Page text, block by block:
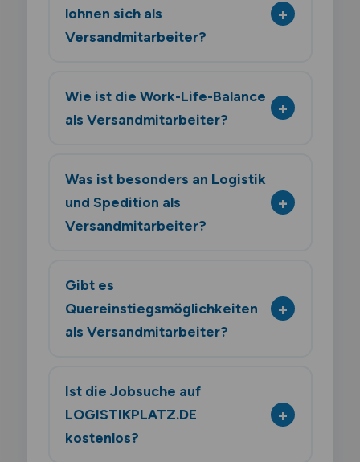
lohnen sich als
Versandmitarbeiter?
Wie ist die Work-Life-Balance
als Versandmitarbeiter?
Was ist besonders an Logistik
und Spedition als
Versandmitarbeiter?
Gibt es
Quereinstiegsmöglichkeiten
als Versandmitarbeiter?
Ist die Jobsuche auf
LOGISTIKPLATZ.DE
kostenlos?